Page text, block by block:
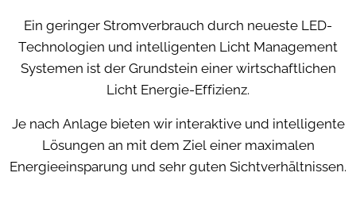
Ein geringer Stromverbrauch durch neueste LED-
Technologien und intelligenten Licht Management
Systemen ist der Grundstein einer wirtschaftlichen
Licht Energie-Effizienz.
Je nach Anlage bieten wir interaktive und intelligente
Lösungen an mit dem Ziel einer maximalen
Energieeinsparung und sehr guten Sichtverhältnissen.